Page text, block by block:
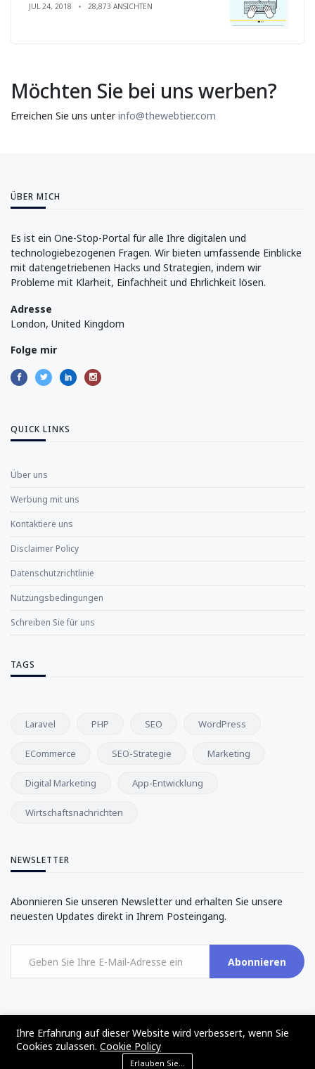
JUL 24, 2018 28,873 ANSICHTEN
Möchten Sie bei uns werben?
Erreichen Sie uns unterinfo@thewebtier.com
ÜBER MICH
Es ist ein One-Stop-Portal für alle Ihre digitalen und
technologiebezogenen Fragen. Wir bieten umfassende Einblicke
mit datengetriebenen Hacks und Strategien, indem wir
Probleme mit Klarheit, Einfachheit und Ehrlichkeit lösen.
Adresse
London, United Kingdom
Folge mir
QUICK LINKS
Über uns
Werbung mit uns
Kontaktiere uns
Disclaimer Policy
Datenschutzrichtlinie
Nutzungsbedingungen
Schreiben Sie für uns
TAGS
Laravel PHP SEO WordPress
ECommerce SEO-Strategie Marketing
Digital Marketing App-Entwicklung
Wirtschaftsnachrichten
NEWSLETTER
Abonnieren Sie unseren Newsletter und erhalten Sie unsere
neuesten Updates direkt in Ihrem Posteingang.
Abonnieren
©2017 - 2024 - The Web Tier - All rights reserved
Ihre Erfahrung auf dieser Website wird verbessert, wenn Sie
Cookies zulassen. Cookie Policy
Erlauben Sie Cookies